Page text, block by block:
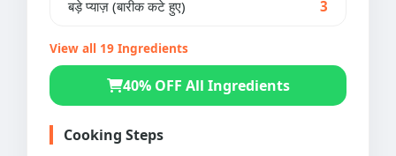
बड़े प्याज़ (बारीक कटे हुए) 3
View all 19 Ingredients
40% OFF All Ingredients
Cooking Steps